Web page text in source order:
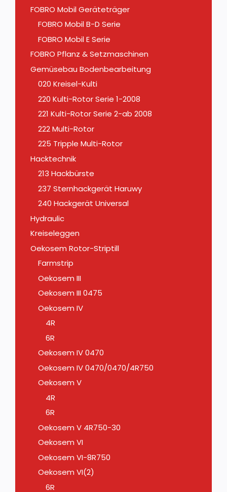
FOBRO Mobil Geräteträger
FOBRO Mobil B-D Serie
FOBRO Mobil E Serie
FOBRO Pflanz & Setzmaschinen
Gemüsebau Bodenbearbeitung
020 Kreisel-Kulti
220 Kulti-Rotor Serie 1-2008
221 Kulti-Rotor Serie 2-ab 2008
222 Multi-Rotor
225 Tripple Multi-Rotor
Hacktechnik
213 Hackbürste
237 Sternhackgerät Haruwy
240 Hackgerät Universal
Hydraulic
Kreiseleggen
Oekosem Rotor-Striptill
Farmstrip
Oekosem III
Oekosem III 0475
Oekosem IV
4R
6R
Oekosem IV 0470
Oekosem IV 0470/0470/4R750
Oekosem V
4R
6R
Oekosem V 4R750-30
Oekosem VI
Oekosem VI-8R750
Oekosem VI(2)
6R